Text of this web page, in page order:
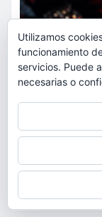
ACTUALIDAD
Bonaire
solar en
con
Utilizamos
funcionamiento
servicios. Puede
necesarias o
Para obtener más